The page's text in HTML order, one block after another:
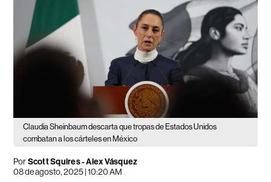
Claudia Sheinbaum descarta que tropas de Estados Unidos
combatan a los cárteles en México
PorScott Squires - Alex Vásquez
08 de agosto, 2025 | 10:20 AM